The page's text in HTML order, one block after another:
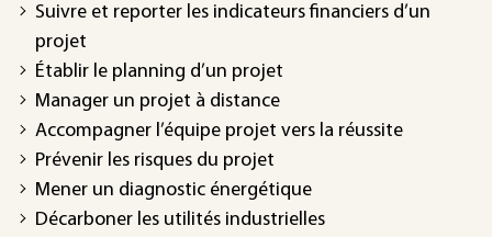
Suivre et reporter les indicateurs financiers d’un
projet
Établir le planning d’un projet
Manager un projet à distance
Accompagner l’équipe projet vers la réussite
Prévenir les risques du projet
Mener un diagnostic énergétique
Décarboner les utilités industrielles